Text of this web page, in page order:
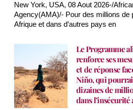
New York, USA, 08 Aout 2026-/
Agency(AMA)/- Pour des millions de
Afrique et dans d’autres pays en
Le Programme
renforce ses
et de réponse
Niño, qui
dizaines de
dans